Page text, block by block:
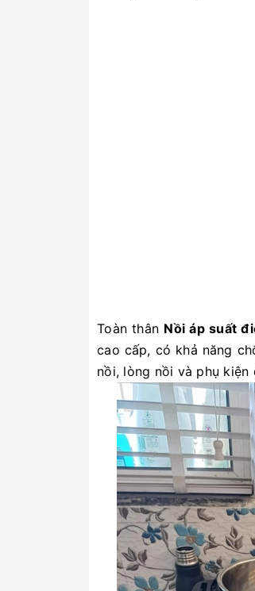
Toàn thân Nồi áp suất
cao cấp, có khả năng
nồi, lòng nồi và phụ